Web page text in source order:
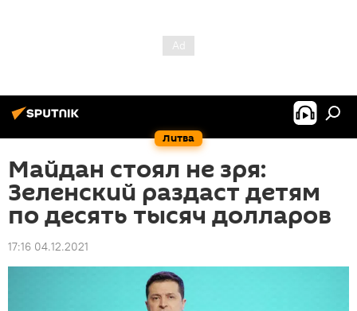
Литва
Майдан стоял не зря:
Зеленский раздаст детям
по десять тысяч долларов
17:16 04.12.2021